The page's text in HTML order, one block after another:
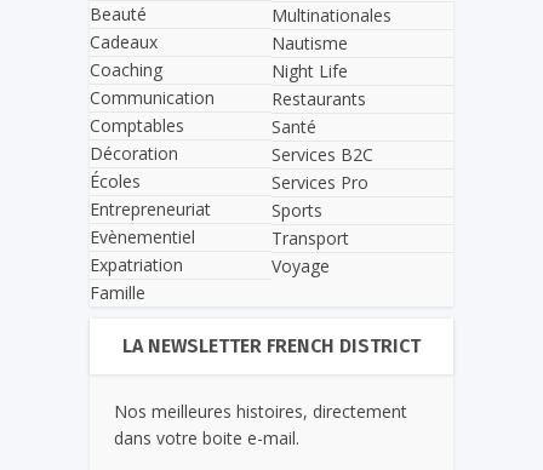
Beauté
Cadeaux
Coaching
Communication
Comptables
Décoration
Écoles
Entrepreneuriat
Evènementiel
Expatriation
Famille
Multinationales
Nautisme
Night Life
Restaurants
Santé
Services B2C
Services Pro
Sports
Transport
Voyage
LA NEWSLETTER FRENCH DISTRICT
Nos meilleures histoires, directement
dans votre boite e-mail.